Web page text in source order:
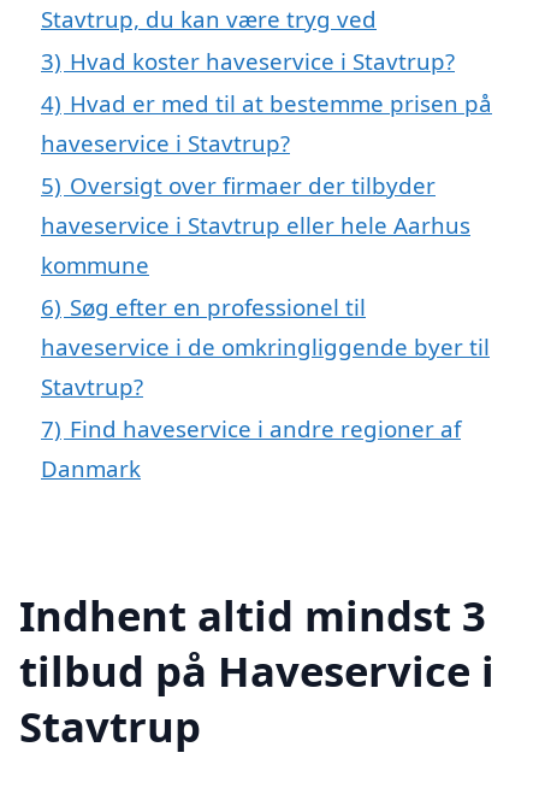
Stavtrup, du kan være tryg ved
3) Hvad koster haveservice i Stavtrup?
4) Hvad er med til at bestemme prisen på
haveservice i Stavtrup?
5) Oversigt over firmaer der tilbyder
haveservice i Stavtrup eller hele Aarhus
kommune
6) Søg efter en professionel til
haveservice i de omkringliggende byer til
Stavtrup?
7) Find haveservice i andre regioner af
Danmark
Indhent altid mindst 3
tilbud på Haveservice i
Stavtrup